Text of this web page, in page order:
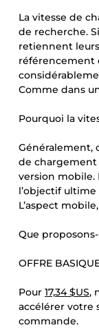
La vitesse de
de recherche.
retiennent
référencement
Comme dans
Pourquoi la
Généralement,
de chargement
version
l’objectif
L’aspect
Que
OFFRE
Pour 17,34 $US,
accélérer votre
commande.